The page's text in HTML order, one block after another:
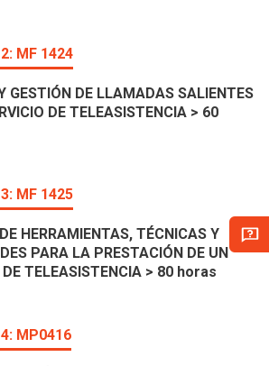
MF 1424
GESTIÓN DE LLAMADAS SALIENTES
DE TELEASISTENCIA > 60
MF 1425
HERRAMIENTAS, TÉCNICAS Y
PARA LA PRESTACIÓN DE UN
DE TELEASISTENCIA > 80 horas
MP0416